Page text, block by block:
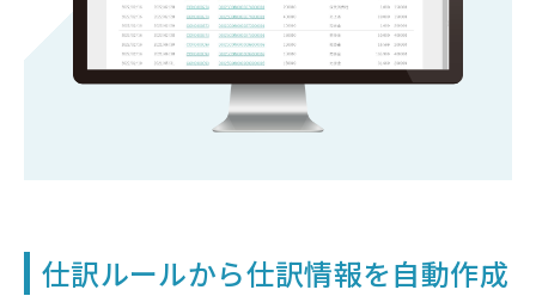
仕訳ルールから仕訳情報を自動作成